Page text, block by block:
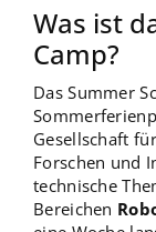
Was ist
Camp?
Das Summer
Gesellschaft
Forschen und
technische
Bereichen